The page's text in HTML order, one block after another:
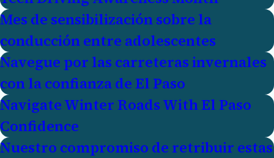
Mes de sensibilización sobre la
conducción entre adolescentes
Navegue por las carreteras invernales
con la confianza de El Paso
Navigate Winter Roads With El Paso
Confidence
Nuestro compromiso de retribuir estas